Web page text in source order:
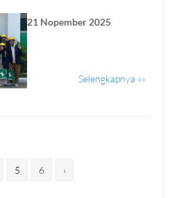
21 Nopember 2025
Selengkapnya »»
5 6 ›